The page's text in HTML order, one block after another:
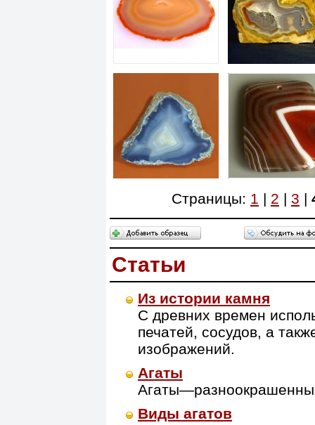
Страницы: 1 | 2 | 3 |
Cтатьи
Из истории камня
С древних времен
печатей, сосудов, а
изображений.
Агаты
Виды агатов